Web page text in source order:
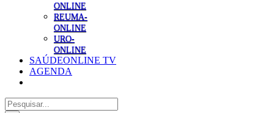
ONLINE
REUMA-
ONLINE
URO-
ONLINE
SAÚDEONLINE TV
AGENDA
Pesquisar